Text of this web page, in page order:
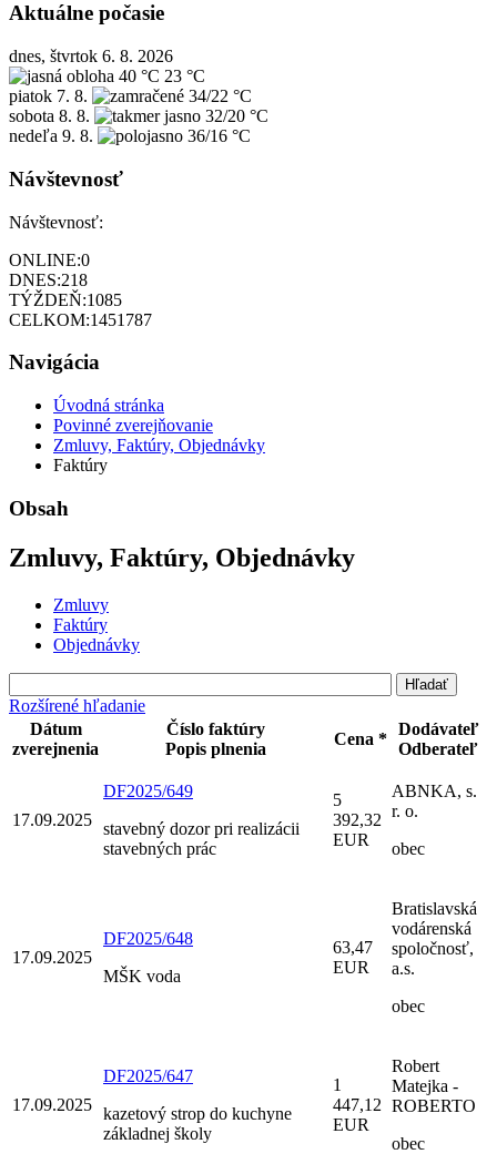
Aktuálne počasie
dnes, štvrtok 6. 8. 2026
40 °C 23 °C
piatok 7. 8.
34/22 °C
sobota 8. 8.
32/20 °C
nedeľa 9. 8. 36/16 °C
Návštevnosť
Návštevnosť:
ONLINE:0
DNES:218
TÝŽDEŇ:1085
CELKOM:1451787
Navigácia
Úvodná stránka
Povinné zverejňovanie
Zmluvy, Faktúry, Objednávky
Faktúry
Obsah
Zmluvy, Faktúry, Objednávky
Zmluvy
Faktúry
Objednávky
Rozšírené hľadanie
Dátum
zverejnenia
Číslo faktúry
Popis plnenia
Cena *
Dodávateľ
Odberateľ
17.09.2025
DF2025/649
stavebný dozor pri realizácii
stavebných prác
5
392,32
EUR
ABNKA, s.
r. o.
obec
17.09.2025
DF2025/648
MŠK voda
63,47
EUR
Bratislavská
vodárenská
spoločnosť,
a.s.
obec
17.09.2025
DF2025/647
kazetový strop do kuchyne
základnej školy
1
447,12
EUR
Robert
Matejka -
ROBERTO
obec